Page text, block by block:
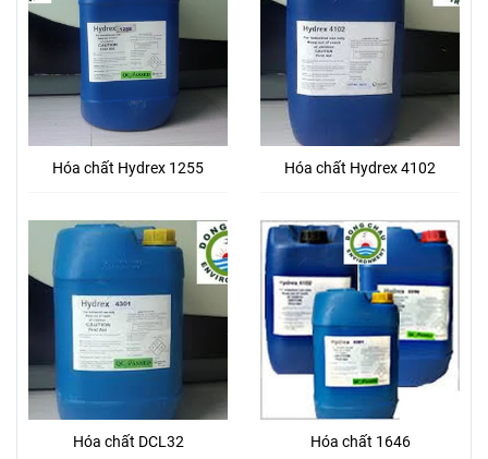
Hóa chất Hydrex 1255 Hóa chất Hydrex 4102
Hóa chất DCL32 Hóa chất 1646